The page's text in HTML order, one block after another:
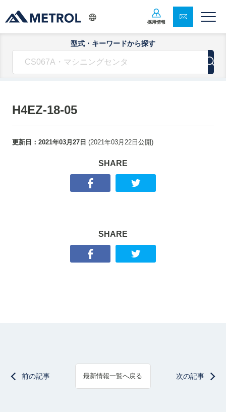
採用情報
型式・キーワードから探す
H4EZ-18-05
更新日： 2021年03月27日 (2021年03月22日 公開)
SHARE
SHARE
前の記事 最新情報一覧へ戻る 次の記事